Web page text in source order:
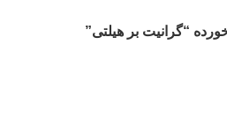
“گرانیت بر هیلتی”